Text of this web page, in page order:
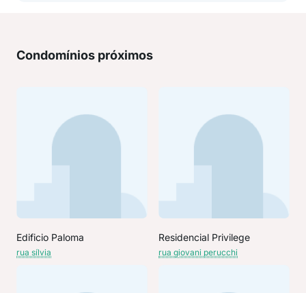
Condomínios próximos
Edificio Paloma
rua sílvia
Residencial Privilege
rua giovani perucchi